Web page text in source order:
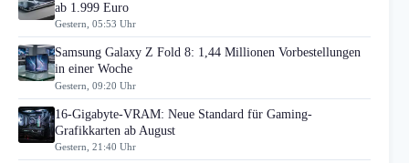
ab 1.999 Euro
Gestern, 05:53 Uhr
Samsung Galaxy Z Fold 8: 1,44 Millionen Vorbestellungen
in einer Woche
Gestern, 09:20 Uhr
16-Gigabyte-VRAM: Neue Standard für Gaming-
Grafikkarten ab August
Gestern, 21:40 Uhr